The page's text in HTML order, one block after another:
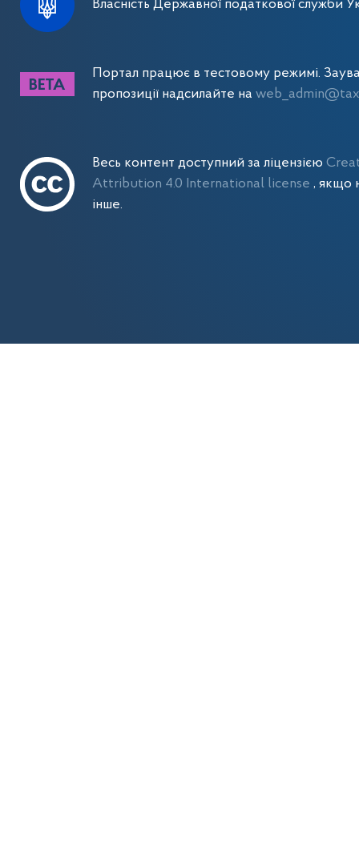
Власність Державної податкової служби
Портал працює в тестовому режимі.
пропозиції надсилайте на
Весь контент доступний за ліцензією
Attribution 4.0 International license , якщо
інше.